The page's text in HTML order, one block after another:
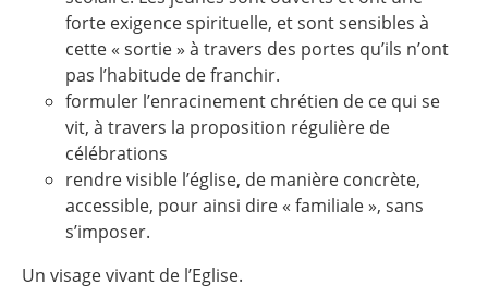
forte exigence spirituelle, et sont sensibles à
cette « sortie » à travers des portes qu’ils n’ont
pas l’habitude de franchir.
formuler l’enracinement chrétien de ce qui se
vit, à travers la proposition régulière de
célébrations
rendre visible l’église, de manière concrète,
accessible, pour ainsi dire « familiale », sans
s’imposer.
Un visage vivant de l’Eglise.